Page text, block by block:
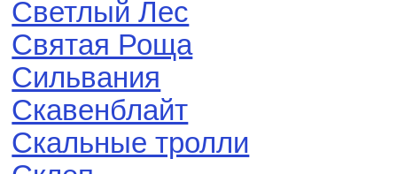
Светлый Лес
Святая Роща
Сильвания
Скавенблайт
Скальные тролли